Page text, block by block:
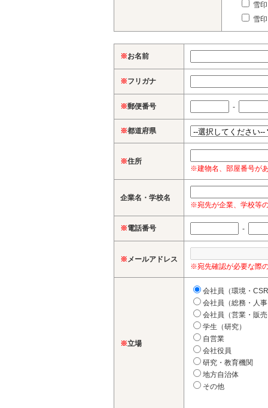
雪
雪
※お名前
※フリガナ
※郵便番号 -
※都道府県
※住所
※建物名、部屋番号が
企業名・学校名
※宛先が企業、学校等
※電話番号 -
※ メールアドレス
※宛先確認が必要な際
※立場
会社員（環境・
会社員（総務・人
会社員（営業・販
学生（研究）
自営業
会社役員
研究・教育機関
地方自治体
その他